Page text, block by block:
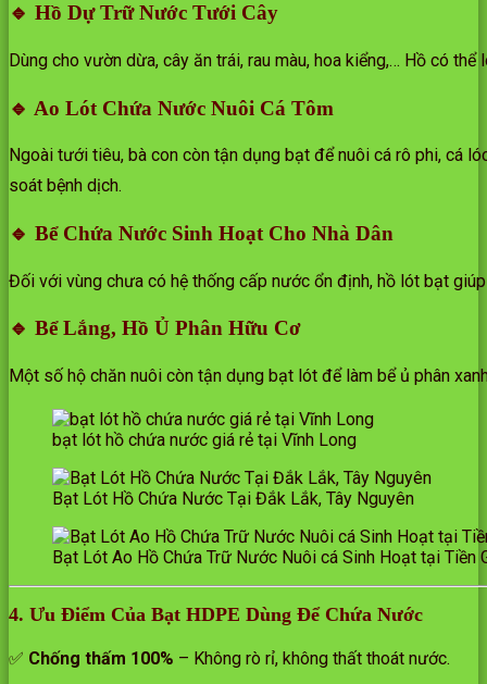
🔹 Hồ Dự Trữ Nước Tưới Cây
Dùng cho vườn dừa, cây ăn trái, rau màu, hoa kiểng,… Hồ có
🔹 Ao Lót Chứa Nước Nuôi Cá Tôm
Ngoài tưới tiêu, bà con còn tận dụng bạt để nuôi cá rô phi, cá
soát bệnh dịch.
🔹 Bể Chứa Nước Sinh Hoạt Cho Nhà Dân
Đối với vùng chưa có hệ thống cấp nước ổn định, hồ lót bạt
🔹 Bể Lắng, Hồ Ủ Phân Hữu Cơ
Một số hộ chăn nuôi còn tận dụng bạt lót để làm bể ủ phân
bạt lót hồ chứa nước giá rẻ tại Vĩnh Long
Bạt Lót Hồ Chứa Nước Tại Đắk Lắk, Tây Nguyên
Bạt Lót Ao Hồ Chứa Trữ Nước Nuôi cá Sinh Hoạt tại Tiền
4. Ưu Điểm Của Bạt HDPE Dùng Để Chứa Nước
✅ Chống thấm 100% – Không rò rỉ, không thất thoát nước.